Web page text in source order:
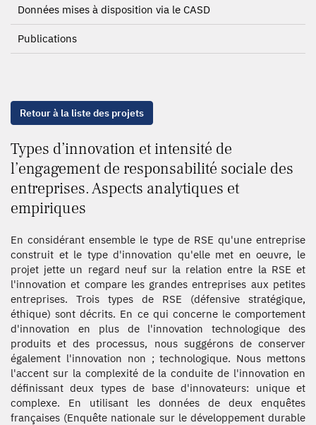
Données mises à disposition via le CASD
Publications
Retour à la liste des projets
Types d’innovation et intensité de
l’engagement de responsabilité sociale des
entreprises. Aspects analytiques et
empiriques
En considérant ensemble le type de RSE qu'une entreprise
construit et le type d'innovation qu'elle met en oeuvre, le
projet jette un regard neuf sur la relation entre la RSE et
l'innovation et compare les grandes entreprises aux petites
entreprises. Trois types de RSE (défensive stratégique,
éthique) sont décrits. En ce qui concerne le comportement
d'innovation en plus de l'innovation technologique des
produits et des processus, nous suggérons de conserver
également l'innovation non ; technologique. Nous mettons
l'accent sur la complexité de la conduite de l'innovation en
définissant deux types de base d'innovateurs: unique et
complexe. En utilisant les données de deux enquêtes
françaises (Enquête nationale sur le développement durable